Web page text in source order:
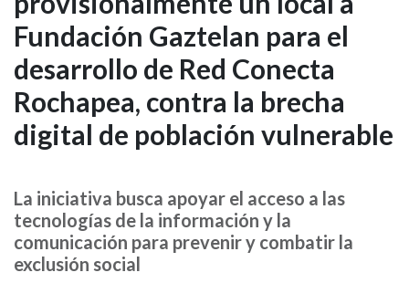
Ayuntamiento
cede
provisionalmente
un
a
Fundación
Fundación Gaztelan para el
desarrollo de Red Conecta
Rochapea, contra la brecha
digital de población vulnerable
La iniciativa busca apoyar el acceso a las
tecnologías de la información y la
comunicación para prevenir y combatir la
exclusión social